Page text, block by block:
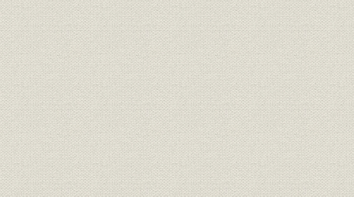
株式 株式の状況 昭和14年
役員 役員在任期間 昭和14年7
組織 組織図 昭和44年
組織 組織改定の推移